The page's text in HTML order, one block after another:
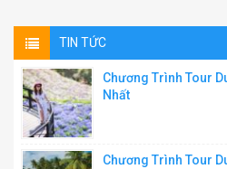
TIN TỨC
Chương Trình Tour
Nhất
Chương Trình Tour